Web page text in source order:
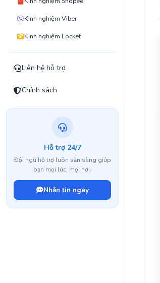
Kinh nghiệm Viber
Kinh nghiệm Locket
Liên hệ hỗ trợ
Chính sách
Hỗ trợ 24/7
Đội ngũ hỗ trợ luôn sẵn sàng giúp
bạn mọi lúc, mọi nơi.
Nhắn tin ngay